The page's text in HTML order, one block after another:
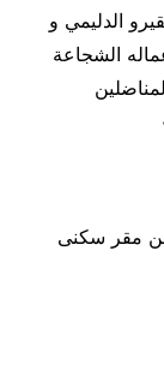
الدليمي و
الشجاعة
موكب الجنازة على الساعة 12 من مقر سكنى